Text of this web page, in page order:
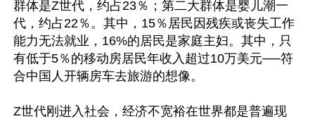
群体是Z世代，约占23％；第二大群体是婴儿潮一
代，约占22％。其中，15％居民因残疾或丧失工作
能力无法就业，16%的居民是家庭主妇。其中，只
有低于5％的移动房居民年收入超过10万美元──符
合中国人开辆房车去旅游的想像。
Z世代刚进入社会，经济不宽裕在世界都是普遍现